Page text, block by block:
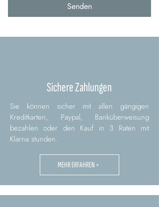
Senden
Sichere Zahlungen
Sie können sicher mit allen gängigen
Kreditkarten, Paypal, Banküberweisung
bezahlen oder den Kauf in 3 Raten mit
Klarna stunden.
MEHR ERFAHREN >